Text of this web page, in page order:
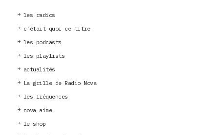
les radios
c’était quoi ce titre
les podcasts
les playlists
actualités
La grille de Radio Nova
les fréquences
nova aime
le shop